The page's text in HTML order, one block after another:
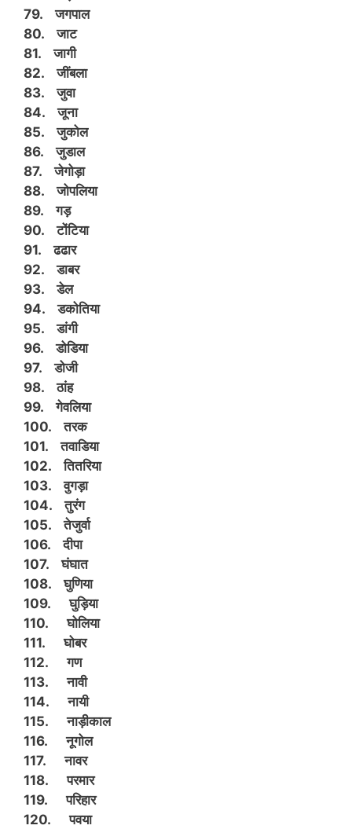
79. जगपाल
80. जाट
81. जागी
82. जींबला
83. जुवा
84. जूना
85. जुकोल
86. जुडाल
87. जेगोड़ा
88. जोपलिया
89. गड़
90. टोंटिया
91. ढढार
92. डाबर
93. डेल
94. डकोतिया
95. डांगी
96. डोडिया
97. डोजी
98. ठांह
99. गेवलिया
100. तरक
101. तवाडिया
102. तितरिया
103. वुगड़ा
104. तुरंग
105. तेजुर्वा
106. दीपा
107. घंघात
108. घुणिया
109. घुड़िया
110. घोलिया
111. घोबर
112. गण
113. नावी
114. नायी
115. नाड़ीकाल
116. नूगोल
117. नावर
118. परमार
119. परिहार
120. पवया